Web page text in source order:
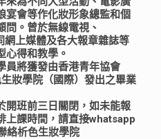
宴會等作化妝形象總監和個
問。曾於無線電視、
網上媒體及各大報章雜誌等
心得和教學。
員將獲發由香港青年協會
妝學院（國際）發出之畢業
開班前三日關閉，如未能報
上課時間，請直接whatsapp
絡析色生妝學院